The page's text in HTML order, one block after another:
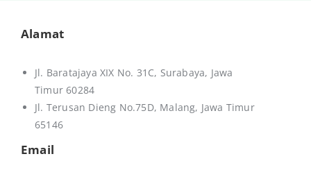
a
Alamat
Jl. Baratajaya XIX No. 31C, Surabaya, Jawa
Timur 60284
Jl. Terusan Dieng No.75D, Malang, Jawa Timur
65146
Email